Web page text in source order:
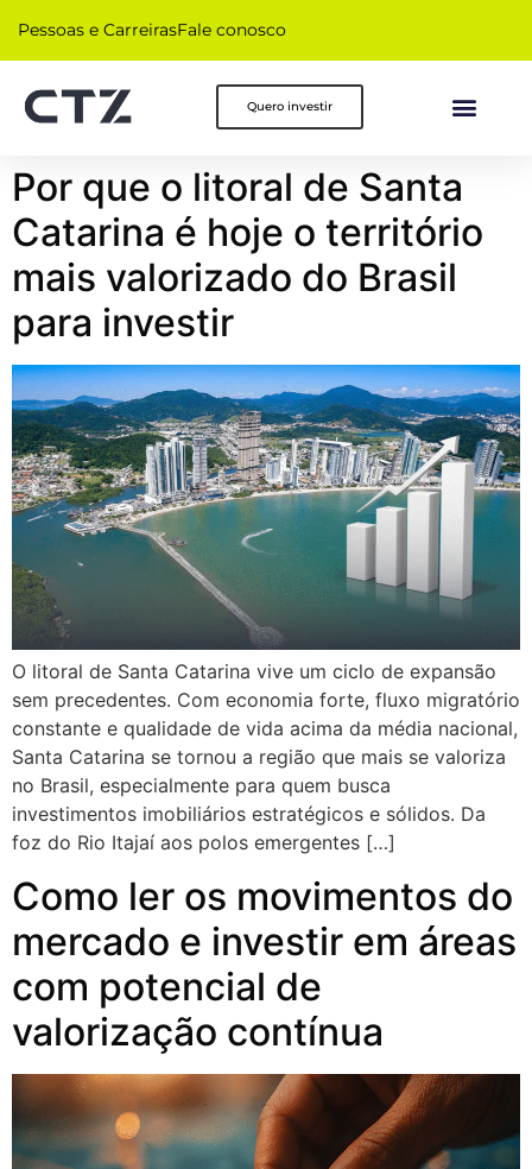
Pessoas e CarreirasFale conosco
Quero investir
Por que o litoral de Santa
Catarina é hoje o território
mais valorizado do Brasil
para investir
O litoral de Santa Catarina vive um ciclo de expansão
sem precedentes. Com economia forte, fluxo migratório
constante e qualidade de vida acima da média nacional,
Santa Catarina se tornou a região que mais se valoriza
no Brasil, especialmente para quem busca
investimentos imobiliários estratégicos e sólidos. Da
foz do Rio Itajaí aos polos emergentes […]
Como ler os movimentos do
mercado e investir em áreas
com potencial de
valorização contínua